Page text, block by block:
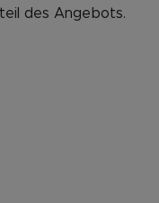
des Angebots.